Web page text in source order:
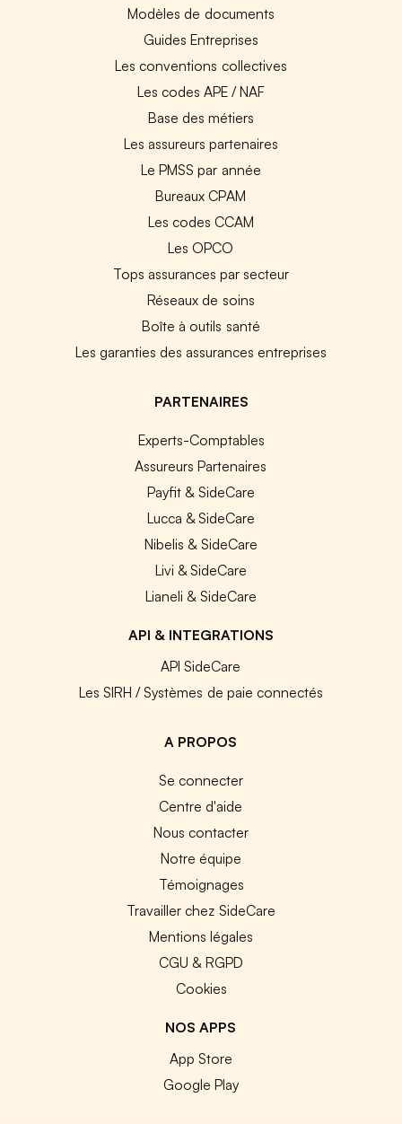
Modèles de documents
Guides Entreprises
Les conventions collectives
Les codes APE / NAF
Base des métiers
Les assureurs partenaires
Le PMSS par année
Bureaux CPAM
Les codes CCAM
Les OPCO
Tops assurances par secteur
Réseaux de soins
Boîte à outils santé
Les garanties des assurances entreprises
PARTENAIRES
Experts-Comptables
Assureurs Partenaires
Payfit & SideCare
Lucca & SideCare
Nibelis & SideCare
Livi & SideCare
Lianeli & SideCare
API & INTEGRATIONS
API SideCare
Les SIRH / Systèmes de paie connectés
A PROPOS
Se connecter
Centre d'aide
Nous contacter
Notre équipe
Témoignages
Travailler chez SideCare
Mentions légales
CGU & RGPD
Cookies
NOS APPS
App Store
Google Play